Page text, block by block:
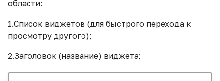
ETL-блоки
Вычисляемые поля
Наследуемые права
Действия пользователей
Замена источников в
модели данных
таблицы данными из
диаграмма с
Комбинированная
области:
1.Список виджетов (для быстрого перехода к
просмотру другого);
2.Заголовок (название) виджета;